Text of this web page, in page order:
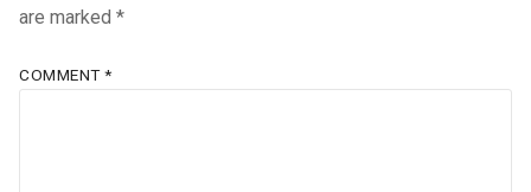
are marked *
COMMENT*